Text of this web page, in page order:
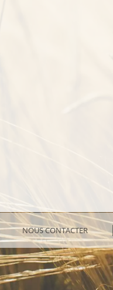
NOUS CONTACTER